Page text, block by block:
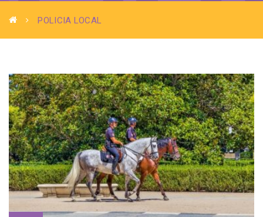
POLICIA LOCAL